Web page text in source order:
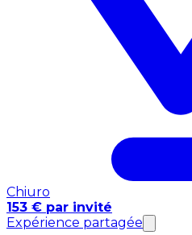
Chiuro
153 € par invité
Expérience partagée